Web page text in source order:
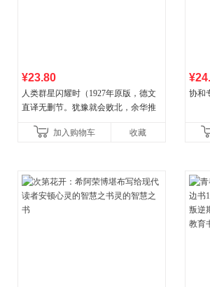
¥23.80
人类群星闪耀时（1927年原版，德文
直译无删节。犹豫就会败北，余华推
加入购物车
收藏
协和